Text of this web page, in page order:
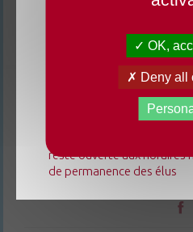
Du lundi 3 août au
mairie déléguée de
horaires ⚠ Elle sera
lundis 3, 10 et 17 août de
reste ouverte aux horaires
de permanence des élus
OK,
Deny all